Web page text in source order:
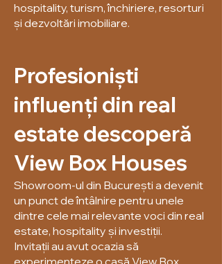
hospitality, turism, închiriere, resorturi
și dezvoltări imobiliare.
Profesioniști
influenți din real
estate descoperă
View Box Houses
Showroom-ul din București a devenit
un punct de întâlnire pentru unele
dintre cele mai relevante voci din real
estate, hospitality și investiții.
Invitații au avut ocazia să
experimenteze o casă View Box